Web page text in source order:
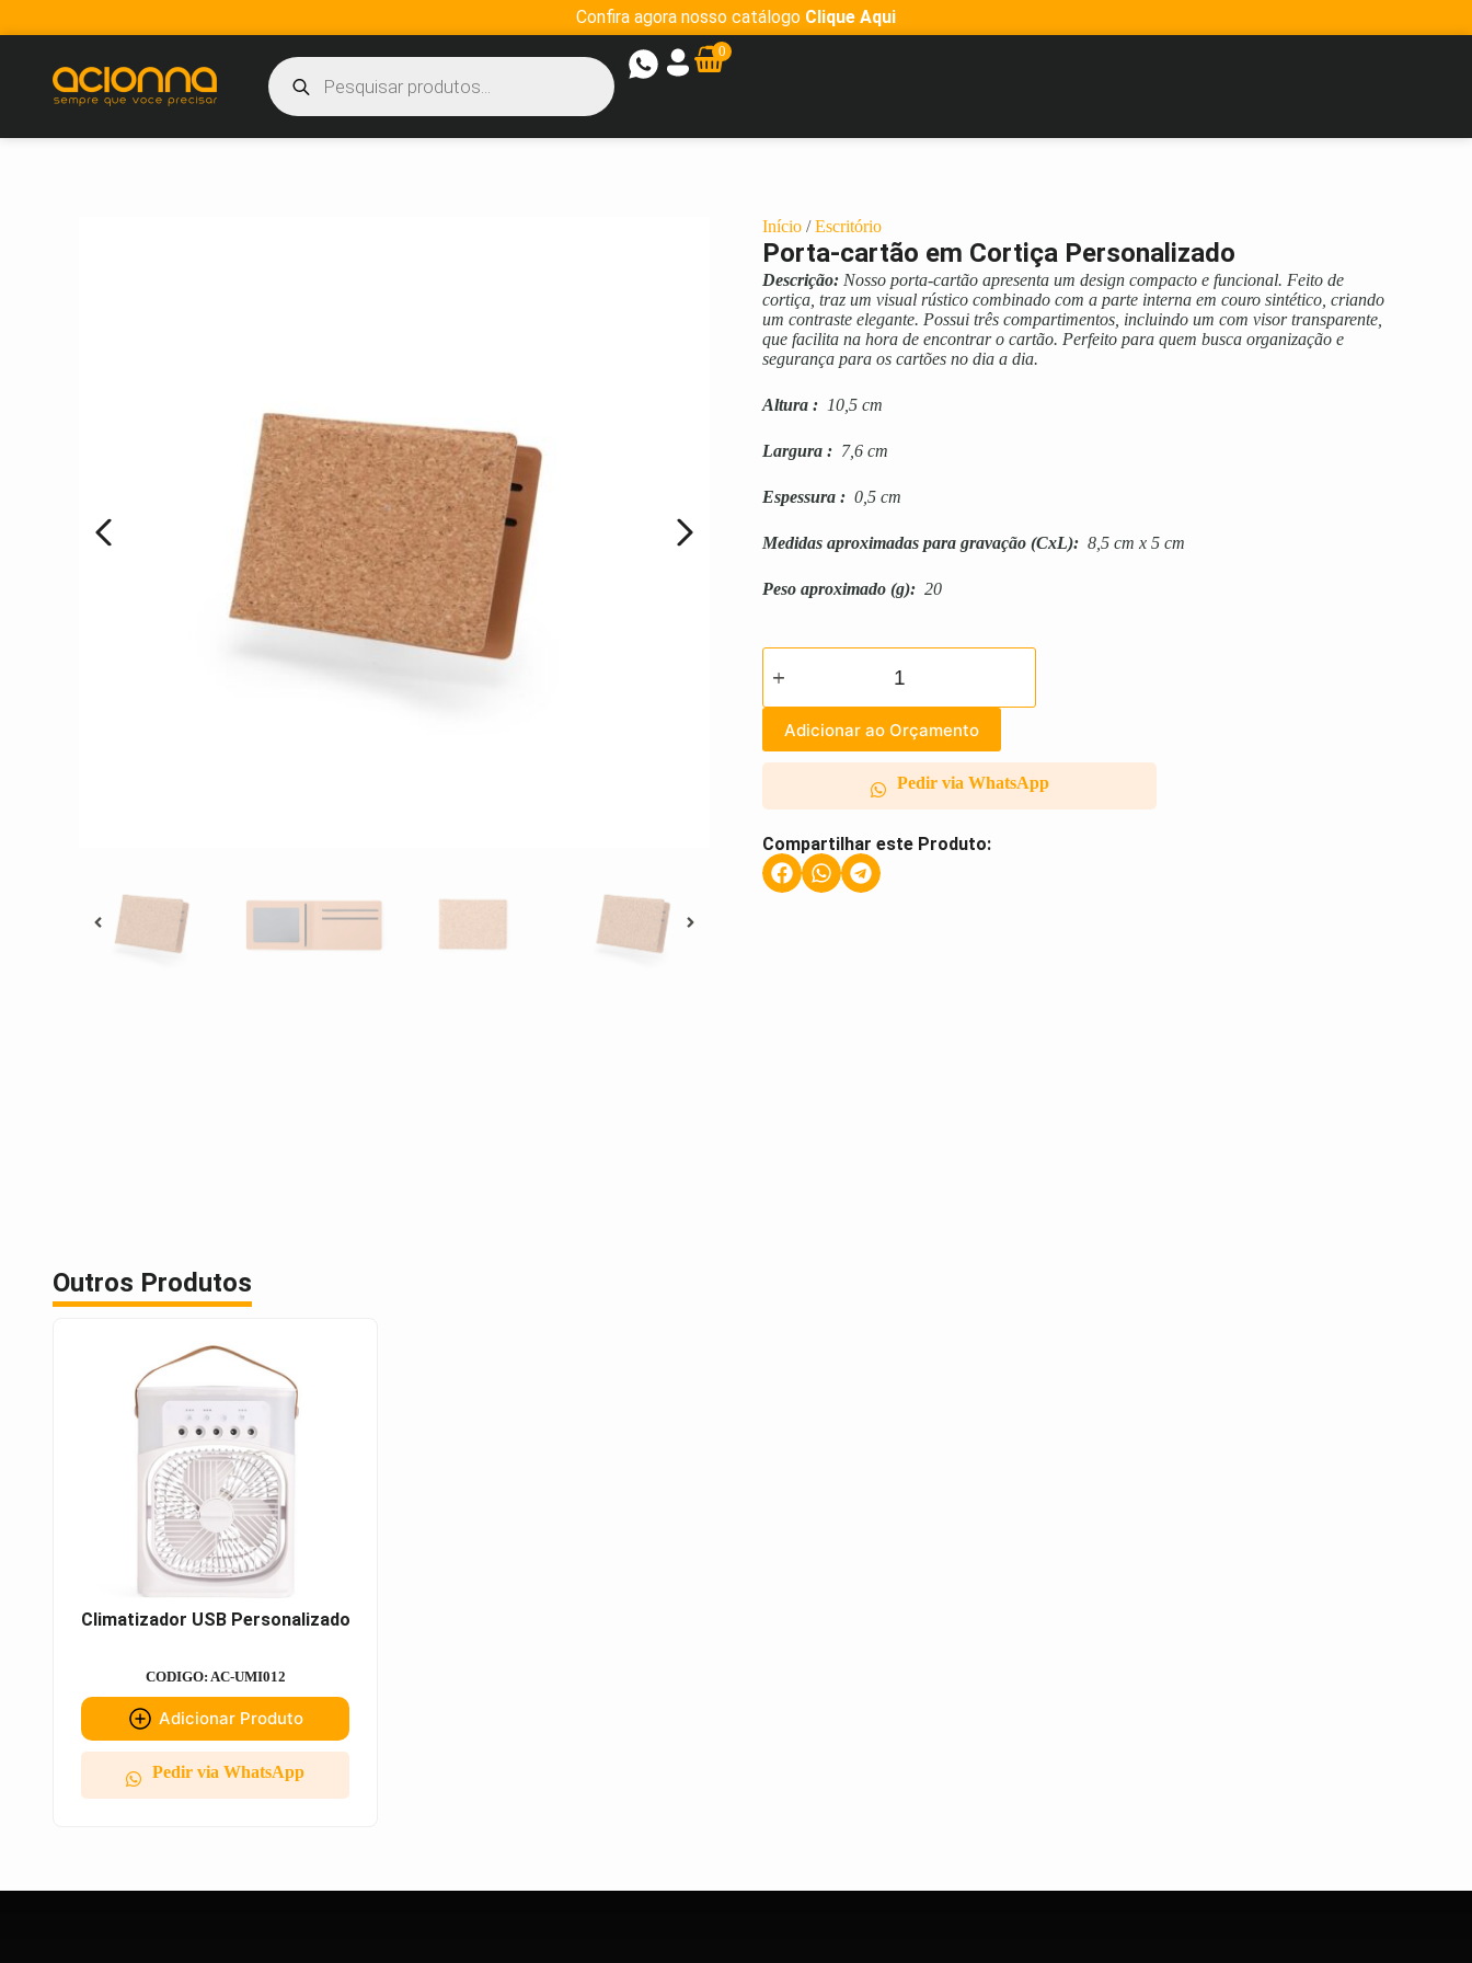
Confira agora nosso catálogo Clique Aqui
0
Início /Escritório
Porta-cartão em Cortiça Personalizado
Descrição: Nosso porta-cartão apresenta um design compacto e funcional. Feito de
cortiça, traz um visual rústico combinado com a parte interna em couro sintético, criando
um contraste elegante. Possui três compartimentos, incluindo um com visor transparente,
que facilita na hora de encontrar o cartão. Perfeito para quem busca organização e
segurança para os cartões no dia a dia.
Altura : 10,5 cm
Largura : 7,6 cm
Espessura : 0,5 cm
Medidas aproximadas para gravação (CxL): 8,5 cm x 5 cm
Peso aproximado (g): 20
Adicionar ao Orçamento
Pedir via WhatsApp
Compartilhar este Produto:
Outros Produtos
Climatizador USB Personalizado
CODIGO: AC-UMI012
Adicionar Produto
Pedir via WhatsApp